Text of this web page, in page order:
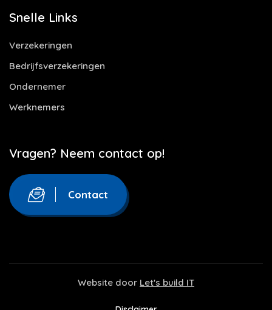
Snelle Links
Verzekeringen
Bedrijfsverzekeringen
Ondernemer
Werknemers
Vragen? Neem contact op!
Contact
Website door Let's build IT